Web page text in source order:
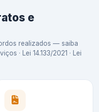
e
realizados — saiba
· Lei 14.133/2021 · Lei